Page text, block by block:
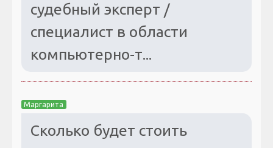
судебный эксперт /
специалист в области
компьютерно-т...
Маргарита
Сколько будет стоить